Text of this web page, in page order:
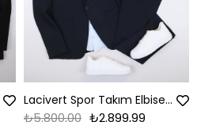
Lacivert Spor Takım Elbise Kombini Erkek | Slim Fit Şık Günlük Set
₺2.899,99
₺5.800,00